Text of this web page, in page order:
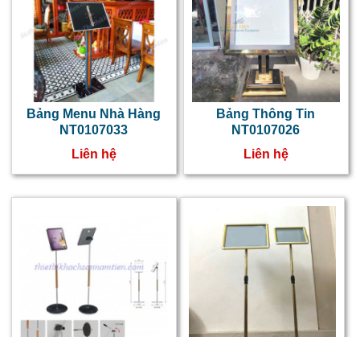
Bảng Menu Nhà Hàng
NT0107033
Liên hệ
Bảng Thông Tin
NT0107026
Liên hệ